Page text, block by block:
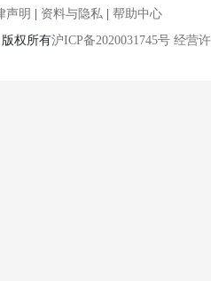
声明 | 资料与隐私 | 帮助中心
权所有沪ICP备2020031745号 经营